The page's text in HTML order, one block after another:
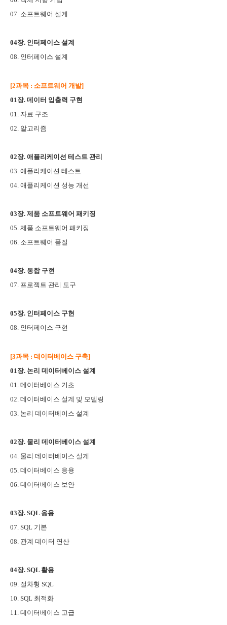
07. 소프트웨어 설계
04장. 인터페이스 설계
08. 인터페이스 설계
[2과목 : 소프트웨어 개발]
01장. 데이터 입출력 구현
01. 자료 구조
02. 알고리즘
02장. 애플리케이션 테스트 관리
03. 애플리케이션 테스트
04. 애플리케이션 성능 개선
03장. 제품 소프트웨어 패키징
05. 제품 소프트웨어 패키징
06. 소프트웨어 품질
04장. 통합 구현
07. 프로젝트 관리 도구
05장. 인터페이스 구현
08. 인터페이스 구현
[3과목 : 데이터베이스 구축]
01장. 논리 데이터베이스 설계
01. 데이터베이스 기초
02. 데이터베이스 설계 및 모델링
03. 논리 데이터베이스 설계
02장. 물리 데이터베이스 설계
04. 물리 데이터베이스 설계
05. 데이터베이스 응용
06. 데이터베이스 보안
03장. SQL 응용
07. SQL 기본
08. 관계 데이터 연산
04장. SQL 활용
09. 절차형 SQL
10. SQL 최적화
11. 데이터베이스 고급